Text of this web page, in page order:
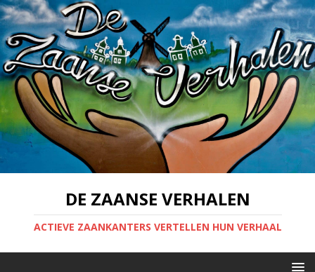
DE ZAANSE VERHALEN
ACTIEVE ZAANKANTERS VERTELLEN HUN VERHAAL